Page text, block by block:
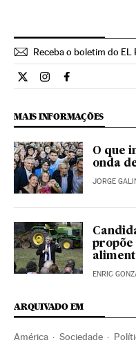
Receba o boletim do EL
Internacional El País
Internacional El
Internacional
MAIS INFORMAÇÕES
O que
onda
JORGE
propõe
ENRIC
ARQUIVADO EM
América Sociedade